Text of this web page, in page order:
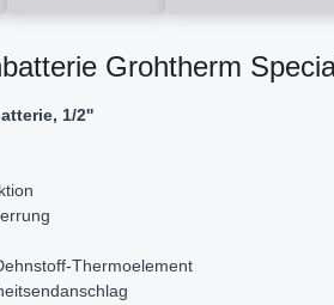
Grohtherm
1/2''
Thermoelement